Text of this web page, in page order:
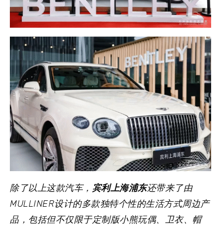
除了以上这款汽车， 宾利上海浦东还带来了由
MULLINER设计的多款独特个性的生活方式周边产
品，包括但不仅限于定制版小熊玩偶、卫衣、帽